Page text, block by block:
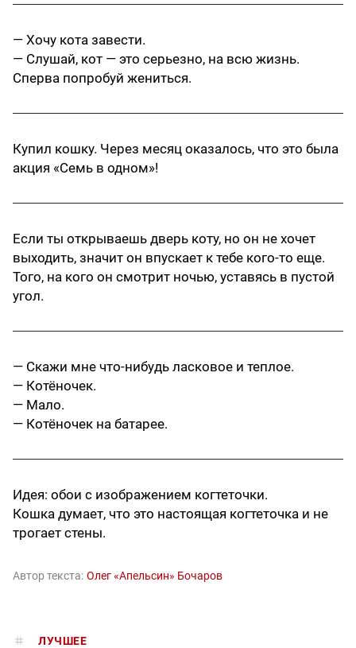
— Хочу кота завести.
— Слушай, кот — это серьезно, на всю жизнь.
Сперва попробуй жениться.
Купил кошку. Через месяц оказалось, что это была
акция «Семь в одном»!
Если ты открываешь дверь коту, но он не хочет
выходить, значит он впускает к тебе кого-то еще.
Того, на кого он смотрит ночью, уставясь в пустой
угол.
— Скажи мне что-нибудь ласковое и теплое.
— Котёночек.
— Мало.
— Котёночек на батарее.
Идея: обои с изображением когтеточки.
Кошка думает, что это настоящая когтеточка и не
трогает стены.
Автор текста: Олег «Апельсин» Бочаров
ЛУЧШЕЕ